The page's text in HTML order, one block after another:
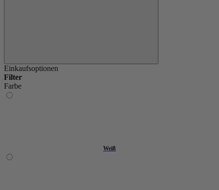
Einkaufsoptionen
Filter
Farbe